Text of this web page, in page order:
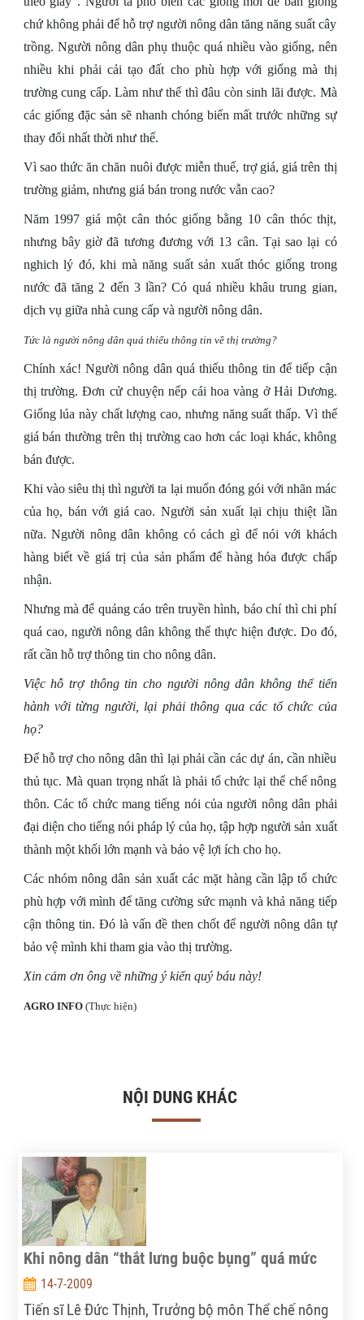
chứ không phải để hỗ trợ người nông dân tăng năng suất cây
trồng. Người nông dân phụ thuộc quá nhiều vào giống, nên
nhiều khi phải cải tạo đất cho phù hợp với giống mà thị
trường cung cấp. Làm như thế thì đâu còn sinh lãi được. Mà
các giống đặc sản sẽ nhanh chóng biến mất trước những sự
thay đổi nhất thời như thế.
Vì sao thức ăn chăn nuôi được miễn thuế, trợ giá, giá trên thị
trường giảm, nhưng giá bán trong nước vẫn cao?
Năm 1997 giá một cân thóc giống bằng 10 cân thóc thịt,
nhưng bây giờ đã tương đương với 13 cân. Tại sao lại có
nghich lý đó, khi mà năng suất sản xuất thóc giống trong
nước đã tăng 2 đến 3 lần? Có quá nhiều khâu trung gian,
dịch vụ giữa nhà cung cấp và người nông dân.
Tức là người nông dân quá thiếu thông tin về thị trường?
Chính xác! Người nông dân quá thiếu thông tin để tiếp cận
thị trường. Đơn cử chuyện nếp cái hoa vàng ở Hải Dương.
Giống lúa này chất lượng cao, nhưng năng suất thấp. Vì thế
giá bán thường trên thị trường cao hơn các loại khác, không
bán được.
Khi vào siêu thị thì người ta lại muốn đóng gói với nhãn mác
của họ, bán với giá cao. Người sản xuất lại chịu thiệt lần
nữa. Người nông dân không có cách gì để nói với khách
hàng biết về giá trị của sản phẩm để hàng hóa được chấp
nhận.
Nhưng mà để quảng cáo trên truyền hình, báo chí thì chi phí
quá cao, người nông dân không thể thực hiện được. Do đó,
rất cần hỗ trợ thông tin cho nông dân.
Việc hỗ trợ thông tin cho người nông dân không thể tiến
hành với từng người, lại phải thông qua các tổ chức của
họ?
Để hỗ trợ cho nông dân thì lại phải cần các dự án, cần nhiều
thủ tục. Mà quan trọng nhất là phải tổ chức lại thể chế nông
thôn. Các tổ chức mang tiếng nói của người nông dân phải
đại diện cho tiếng nói pháp lý của họ, tập hợp người sản xuất
thành một khối lớn mạnh và bảo vệ lợi ích cho họ.
Các nhóm nôngdân sản xuất các mặt hàng cần lập tổ chức
phù hợp với mình để tăng cường sức mạnh và khả năng tiếp
cận thông tin. Đó là vấn đề then chốt để người nông dân tự
bảo vệ mình khi tham gia vào thị trường.
Xin cảm ơn ông về những ý kiến quý báu này!
AGRO INFO(Thực hiện)
NỘI DUNG KHÁC
Khi nông dân “thắt lưng buộc bụng” quá mức
14-7-2009
Tiến sĩ Lê Đức Thịnh, Trưởng bộ môn Thể chế nông